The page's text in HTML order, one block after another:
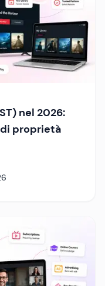
nel 2026:
proprietà